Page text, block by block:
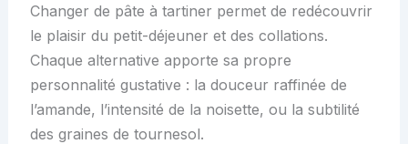
Changer de pâte à tartiner permet de redécouvrir
le plaisir du petit-déjeuner et des collations.
Chaque alternative apporte sa propre
personnalité gustative : la douceur raffinée de
l’amande, l’intensité de la noisette, ou la subtilité
des graines de tournesol.